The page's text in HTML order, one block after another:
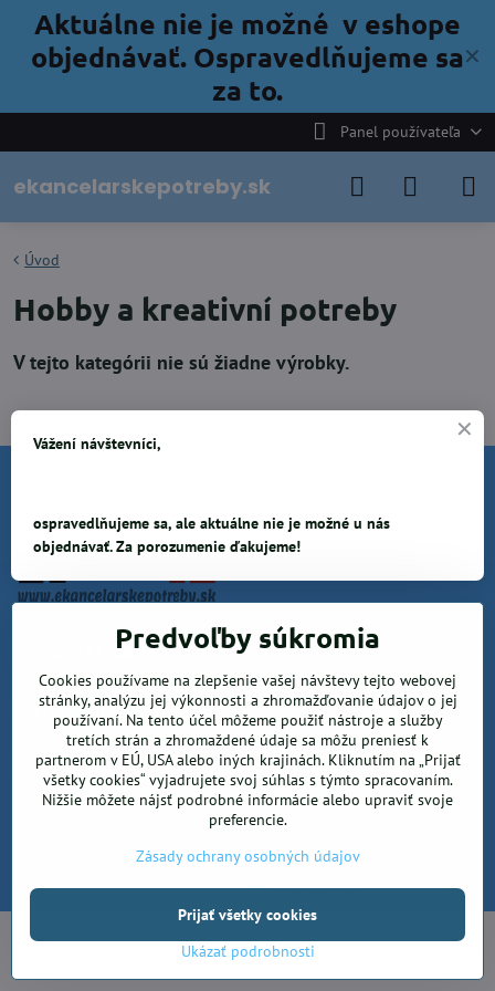
✕
Aktuálne nie je možné v eshope
objednávať. Ospravedlňujeme sa
za to.
Panel používateľa
ekancelarskepotreby.sk
Úvod
Hobby a kreativní potreby
Krea office, s.r.o.
Kancelárske potreby
Kreatívne potreby a sortiment pre deti
2026
Predvoľby súkromiaZásady ochrany osobných údajov
Predvoľby súkromia
Cookies používame na zlepšenie vašej návštevy tejto webovej
stránky, analýzu jej výkonnosti a zhromažďovanie údajov o jej
používaní. Na tento účel môžeme použiť nástroje a služby
tretích strán a zhromaždené údaje sa môžu preniesť k
partnerom v EÚ, USA alebo iných krajinách. Kliknutím na „Prijať
všetky cookies“ vyjadrujete svoj súhlas s týmto spracovaním.
Nižšie môžete nájsť podrobné informácie alebo upraviť svoje
preferencie.
Zásady ochrany osobných údajov
Ukázať podrobnosti
Prijať všetky cookies
Vážení návštevníci,
ospravedlňujeme sa, ale aktuálne nie je možné u nás
objednávať. Za porozumenie ďakujeme!